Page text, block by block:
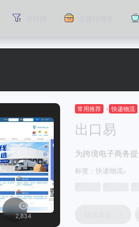
2,834
常用推荐 快递物流
出口易
为跨境电子商务
标签： 快递物流